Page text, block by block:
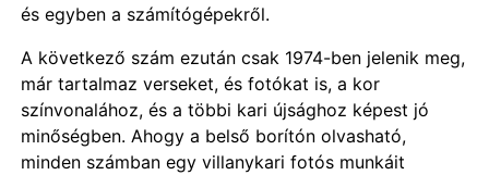
és egyben a számítógépekről.
A következő szám ezután csak 1974-ben jelenik meg,
már tartalmaz verseket, és fotókat is, a kor
színvonalához, és a többi kari újsághoz képest jó
minőségben. Ahogy a belső borítón olvasható,
minden számban egy villanykari fotós munkáit